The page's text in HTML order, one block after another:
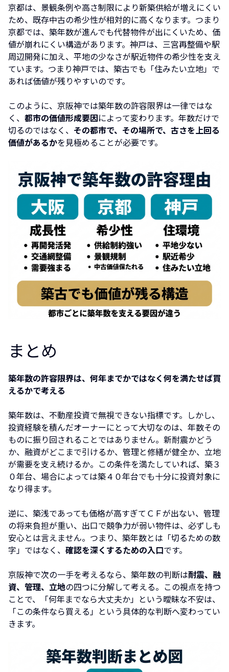
京都は、景観条例や高さ制限により新築供給が増えにくい
ため、既存中古の希少性が相対的に高くなります。つまり
京都では、築年数が進んでも代替物件が出にくいため、価
値が崩れにくい構造があります。神戸は、三宮再整備や駅
周辺開発に加え、平地の少なさが駅近物件の希少性を支え
ています。つまり神戸では、築古でも「住みたい立地」で
あれば価値が残りやすいのです。
このように、京阪神では築年数の許容限界は一律ではな
く、 都市の価値形成要因によって変わります。年数だけで
切るのではなく、 その都市で、その場所で、古さを上回る
価値があるかを見極めることが必要です。
まとめ
築年数の許容限界は、何年までかではなく何を満たせば買
えるかで考える
築年数は、不動産投資で無視できない指標です。しかし、
投資経験を積んだオーナーにとって大切なのは、年数その
ものに振り回されることではありません。新耐震かどう
か、融資がどこまで引けるか、管理と修繕が健全か、立地
が需要を支え続けるか。この条件を満たしていれば、築３
０年台、場合によっては築４０年台でも十分に投資対象に
なり得ます。
逆に、築浅であっても価格が高すぎてＣＦが出ない、管理
の将来負担が重い、出口で競争力が弱い物件は、必ずしも
安心とは言えません。つまり、築年数とは「切るための数
字」ではなく、 確認を深くするための入口です。
京阪神で次の一手を考えるなら、築年数の判断は耐震、融
資、管理、立地の四つに分解して考える。この視点を持つ
ことで、「何年までなら大丈夫か」という曖昧な不安は、
「この条件なら買える」という具体的な判断へ変わってい
きます。